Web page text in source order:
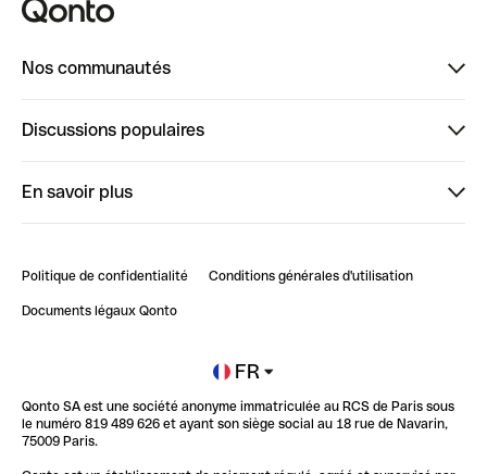
Nos communautés
ClubQonto
Discussions populaires
Impact de l'IA sur les carrières/productivité
En savoir plus
Blog
Newsroom
Glossaire finance
Politique de confidentialité Conditions générales d'utilisation
Documents légaux Qonto
FR
Qonto SA est une société anonyme immatriculée au RCS de Paris sous
le numéro 819 489 626 et ayant son siège social au 18 rue de Navarin,
75009 Paris.